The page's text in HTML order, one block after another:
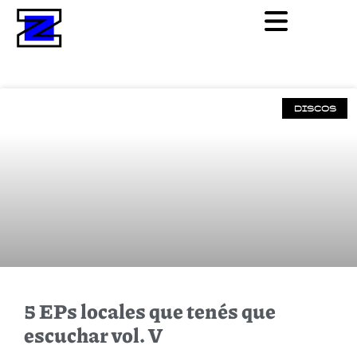
DISCOS
5 EPs locales que tenés que
escuchar vol. V